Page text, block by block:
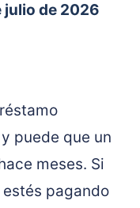
julio de 2026
puede que un
meses. Si
pagando